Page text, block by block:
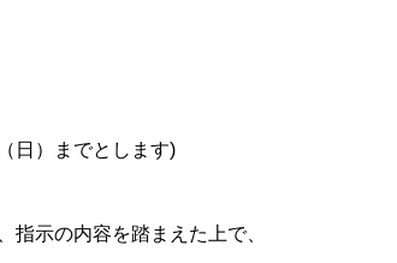
日）までとします)
指示の内容を踏まえた上で、